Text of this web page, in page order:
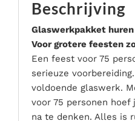
Serveer materialen
Servies & bestek
Speciale effecten
Stroom
Tafel accessoires
Tenten & parasols
Beschrijving
Glaswerkpakket
Voor grotere feesten
Een feest voor 75
serieuze
voldoende glaswerk.
voor 75 personen
na te denken. Alles is